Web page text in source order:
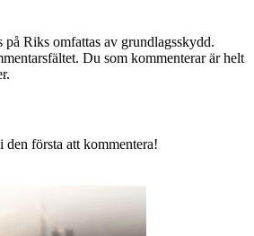
på Riks omfattas av grundlagsskydd.
Du som kommenterar är helt
första att kommentera!